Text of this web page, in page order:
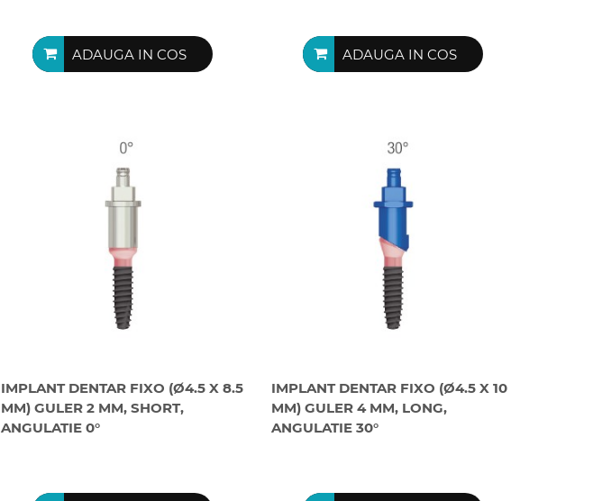
ADAUGA IN COS ADAUGA IN COS
IMPLANT DENTAR FIXO (Ø4.5 X 8.5
MM) GULER 2 MM, SHORT,
ANGULATIE 0°
IMPLANT DENTAR FIXO (Ø4.5 X 10
MM) GULER 4 MM, LONG,
ANGULATIE 30°